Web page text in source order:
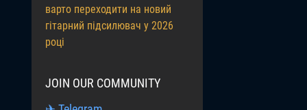
варто переходити на новий
гітарний підсилювач у 2026
році
JOIN OUR COMMUNITY